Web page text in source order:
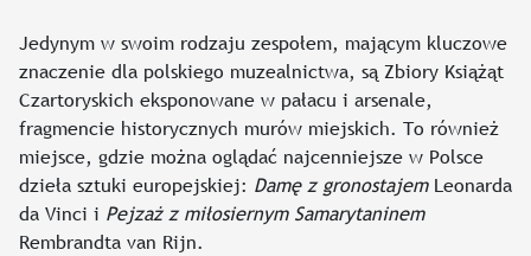
Jedynym w swoim rodzaju zespołem, mającym kluczowe
znaczenie dla polskiego muzealnictwa, są Zbiory Książąt
Czartoryskich eksponowane w pałacu i arsenale,
fragmencie historycznych murów miejskich. To również
miejsce, gdzie można oglądać najcenniejsze w Polsce
dzieła sztuki europejskiej: Damę z gronostajemLeonarda
da Vinci i Pejzaż z miłosiernym Samarytaninem
Rembrandta van Rijn.